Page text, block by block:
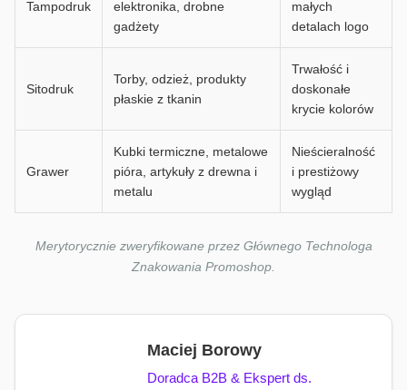
Tampodruk
elektronika, drobne
gadżety
małych
detalach logo
Sitodruk
Torby, odzież, produkty
płaskie z tkanin
Trwałość i
doskonałe
krycie kolorów
Grawer
Kubki termiczne, metalowe
pióra, artykuły z drewna i
metalu
Nieścieralność
i prestiżowy
wygląd
Merytorycznie zweryfikowane przez Głównego Technologa
Znakowania Promoshop.
Maciej Borowy
Doradca B2B & Ekspert ds.